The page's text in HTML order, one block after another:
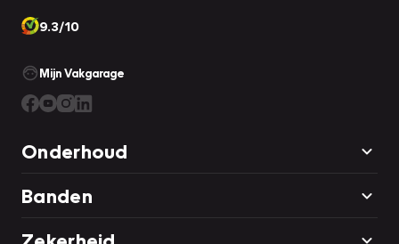
9.3/10
Mijn Vakgarage
Onderhoud
Banden